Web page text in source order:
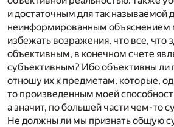
и достаточным для так называемой
неинформированным
избежать возражения, что все, что
объективным, в конечном счете
субъективным? Ибо объективны ли
отношу их к предметам, которые,
то произведенным моей
а значит, по большей части чем-то
Не должны ли мы признать общую